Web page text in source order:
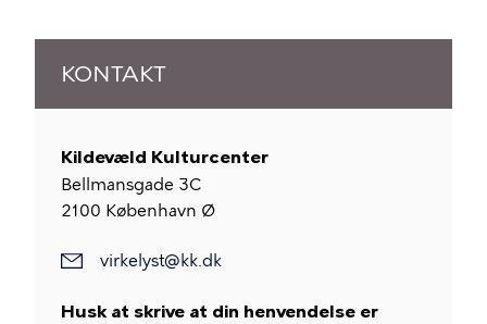
KONTAKT
Kildevæld Kulturcenter
Bellmansgade 3C
2100 København Ø
virkelyst@kk.dk
Husk at skrive at din henvendelse er